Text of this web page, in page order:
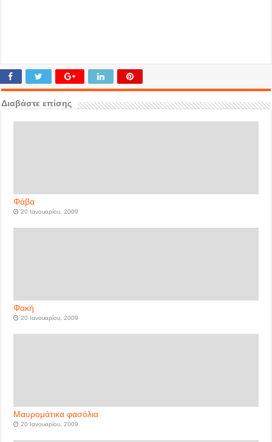
Διαβάστε επίσης
Φάβα
20 Ιανουαρίου, 2009
Φακή
20 Ιανουαρίου, 2009
Μαυρομάτικα φασόλια
20 Ιανουαρίου, 2009